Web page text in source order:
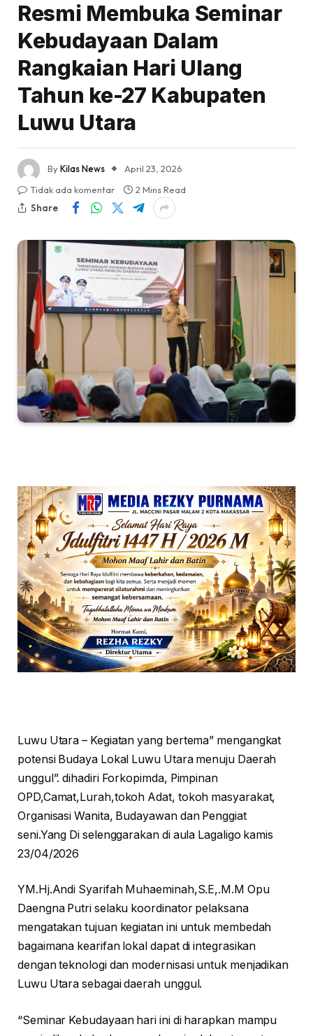
Resmi Membuka Seminar
Kebudayaan Dalam
Rangkaian Hari Ulang
Tahun ke-27 Kabupaten
Luwu Utara
ByKilas News
April 23, 2026
Tidak ada komentar
2 Mins Read
Share
Luwu Utara – Kegiatan yang bertema” mengangkat
potensi Budaya Lokal Luwu Utara menuju Daerah
unggul”. dihadiri Forkopimda, Pimpinan
OPD,Camat,Lurah,tokoh Adat, tokoh masyarakat,
Organisasi Wanita, Budayawan dan Penggiat
seni.Yang Di selenggarakan di aula Lagaligo kamis
23/04/2026
YM.Hj.Andi Syarifah Muhaeminah,S.E,.M.M Opu
Daengna Putri selaku koordinator pelaksana
mengatakan tujuan kegiatan ini untuk membedah
bagaimana kearifan lokal dapat di integrasikan
dengan teknologi dan modernisasi untuk menjadikan
Luwu Utara sebagai daerah unggul.
“Seminar Kebudayaan hari ini di harapkan mampu